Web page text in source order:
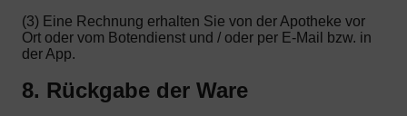
(3) Eine Rechnung erhalten Sie von der Apotheke vor
Ort oder vom Botendienst und / oder per E-Mail bzw. in
der App.
8. Rückgabe der Ware